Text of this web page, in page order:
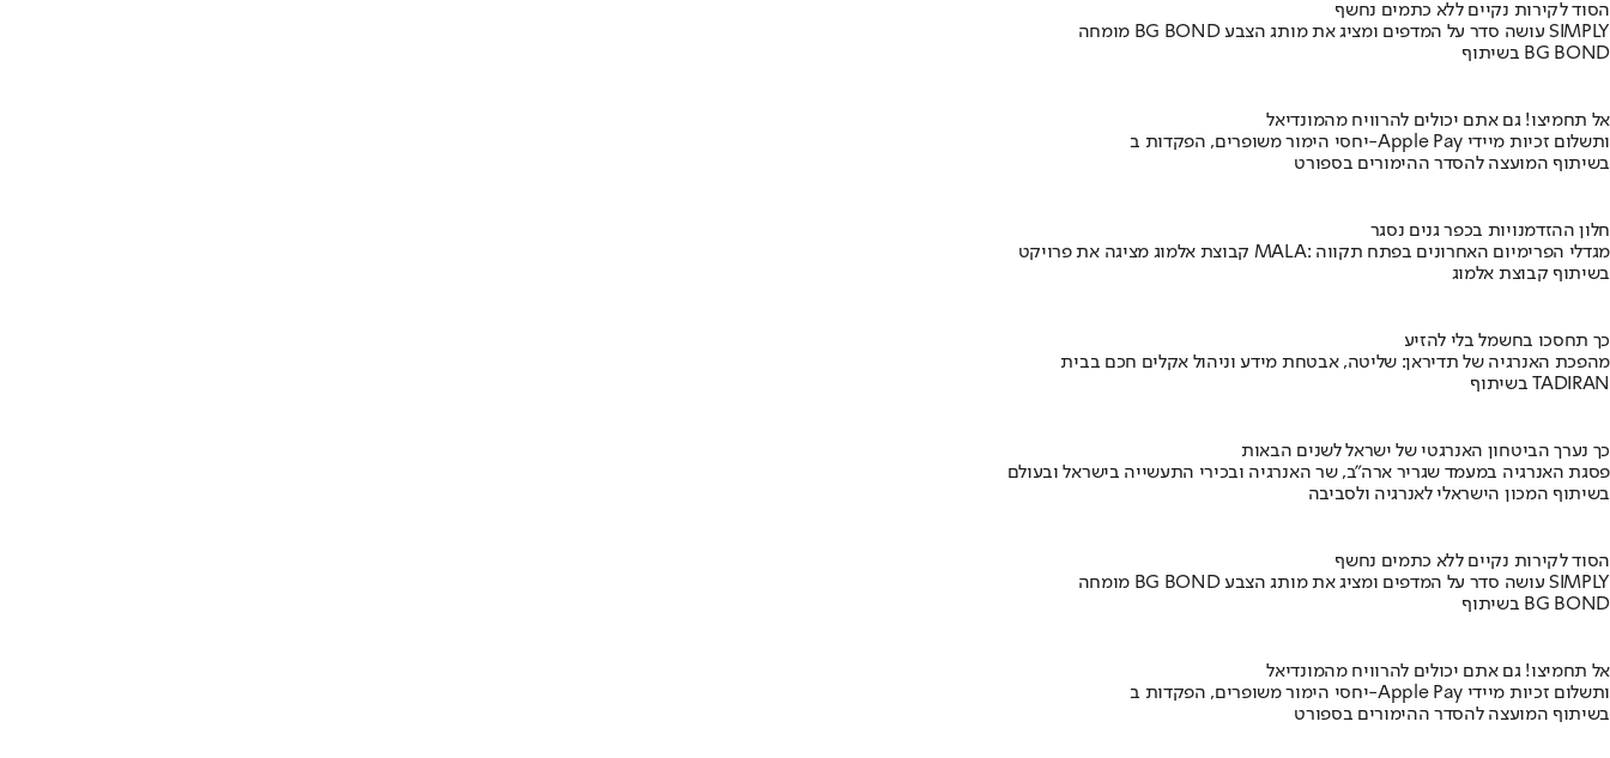
הסוד לקירות נקיים ללא כתמים נחשף
מומחה BG BOND עושה סדר על המדפים ומציג את מותג הצבע SIMPLY
בשיתוף BG BOND
אל תחמיצו! גם אתם יכולים להרוויח מהמונדיאל
יחסי הימור משופרים, הפקדות ב-Apple Pay ותשלום זכיות מיידי
בשיתוף המועצה להסדר ההימורים בספורט
חלון ההזדמנויות בכפר גנים נסגר
קבוצת אלמוג מציגה את פרויקט MALA: מגדלי הפרימיום האחרונים בפתח תקווה
בשיתוף קבוצת אלמוג
כך תחסכו בחשמל בלי להזיע
מהפכת האנרגיה של תדיראן: שליטה, אבטחת מידע וניהול אקלים חכם בבית
בשיתוף TADIRAN
כך נערך הביטחון האנרגטי של ישראל לשנים הבאות
פסגת האנרגיה במעמד שגריר ארה"ב, שר האנרגיה ובכירי התעשייה בישראל ובעולם
בשיתוף המכון הישראלי לאנרגיה ולסביבה
הסוד לקירות נקיים ללא כתמים נחשף
מומחה BG BOND עושה סדר על המדפים ומציג את מותג הצבע SIMPLY
בשיתוף BG BOND
אל תחמיצו! גם אתם יכולים להרוויח מהמונדיאל
יחסי הימור משופרים, הפקדות ב-Apple Pay ותשלום זכיות מיידי
בשיתוף המועצה להסדר ההימורים בספורט